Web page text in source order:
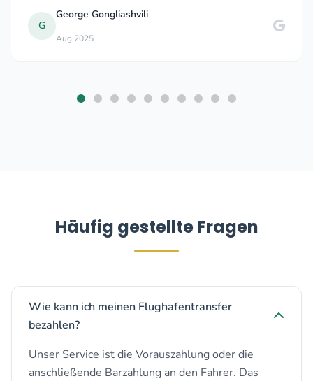
George Gongliashvili
Aug 2025
Häufig gestellte Fragen
Wie kann ich meinen Flughafentransfer
bezahlen?
Unser Service ist die Vorauszahlung oder die
anschließende Barzahlung an den Fahrer. Das